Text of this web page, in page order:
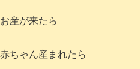
お産が来たら
赤ちゃん産まれたら